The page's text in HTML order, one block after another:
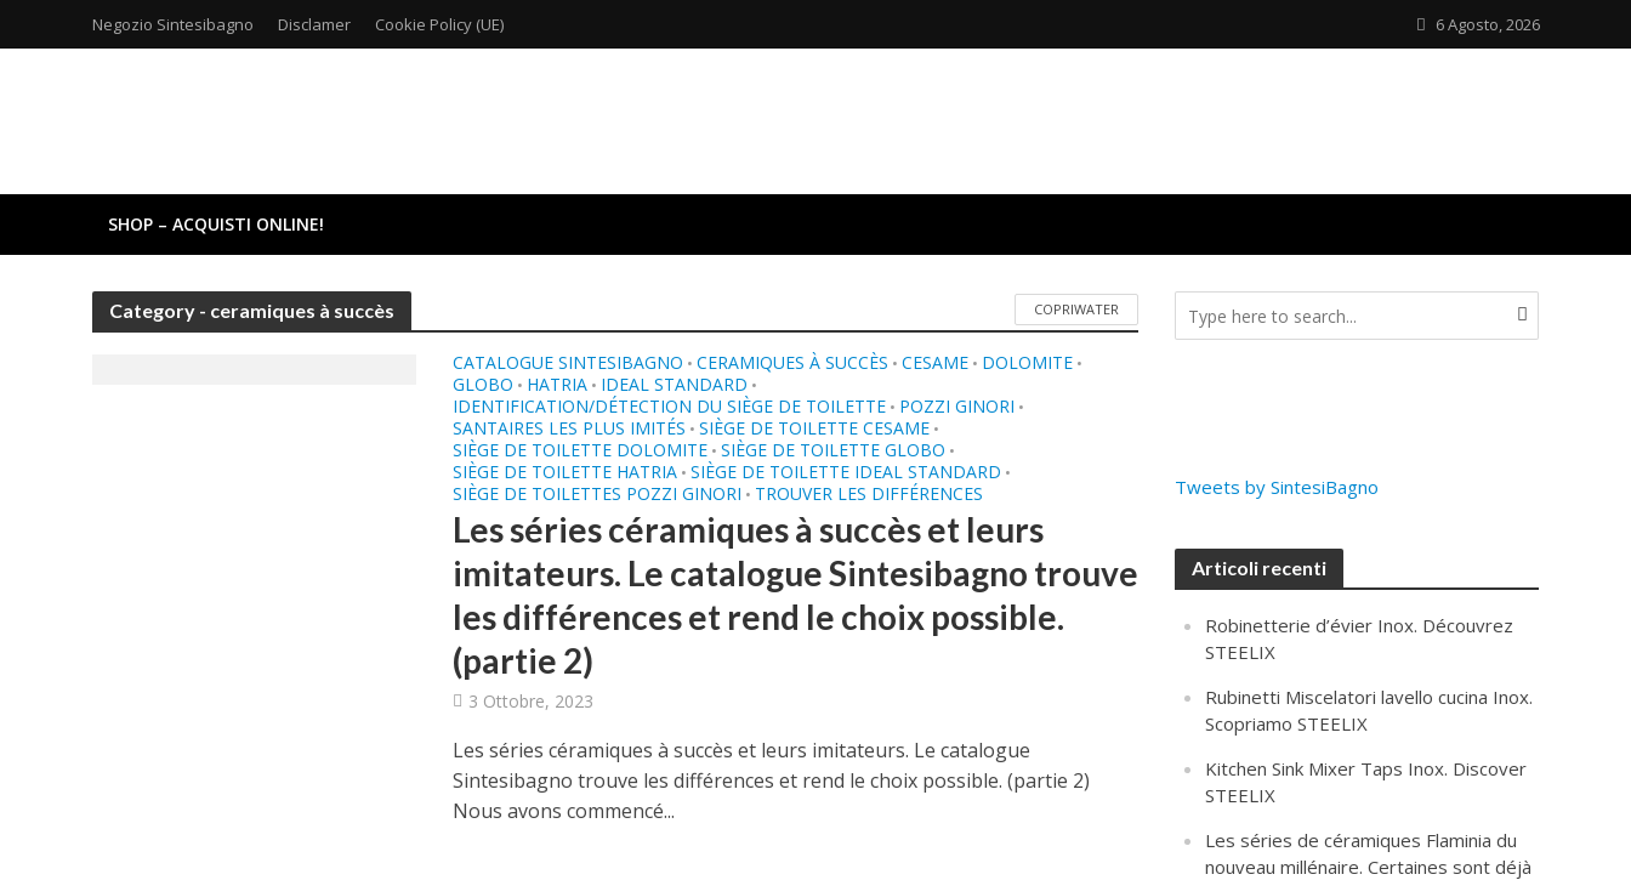
Negozio Sintesibagno Disclamer Cookie Policy (UE) 6 Agosto, 2026
SHOP – ACQUISTI ONLINE!
Category - ceramiques à succès COPRIWATER
CATALOGUE SINTESIBAGNO • CERAMIQUES À SUCCÈS • CESAME • DOLOMITE •
GLOBO • HATRIA • IDEAL STANDARD •
IDENTIFICATION/DÉTECTION DU SIÈGE DE TOILETTE • POZZI GINORI •
SANTAIRES LES PLUS IMITÉS • SIÈGE DE TOILETTE CESAME •
SIÈGE DE TOILETTE DOLOMITE • SIÈGE DE TOILETTE GLOBO •
SIÈGE DE TOILETTE HATRIA • SIÈGE DE TOILETTE IDEAL STANDARD •
SIÈGE DE TOILETTES POZZI GINORI • TROUVER LES DIFFÉRENCES
Les séries céramiques à succès et leurs
imitateurs. Le catalogue Sintesibagno trouve
les différences et rend le choix possible.
(partie 2)
3 Ottobre, 2023
Les séries céramiques à succès et leurs imitateurs. Le catalogue
Sintesibagno trouve les différences et rend le choix possible. (partie 2)
Nous avons commencé...
Tweets by SintesiBagno
Articoli recenti
Robinetterie d’évier Inox. Découvrez
STEELIX
Rubinetti Miscelatori lavello cucina Inox.
Scopriamo STEELIX
Kitchen Sink Mixer Taps Inox. Discover
STEELIX
Les séries de céramiques Flaminia du
nouveau millénaire. Certaines sont déjà